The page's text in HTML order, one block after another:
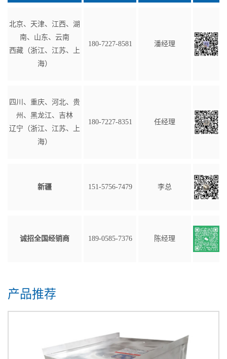
北京、天津、江西、湖
南、山东、云南
西藏（浙江、江苏、上
海）
180-7227-8581 潘经理
四川、重庆、河北、贵
州、黑龙江、吉林
辽宁（浙江、江苏、上
海）
180-7227-8351 任经理
新疆 151-5756-7479 李总
诚招全国经销商 189-0585-7376 陈经理
产品推荐